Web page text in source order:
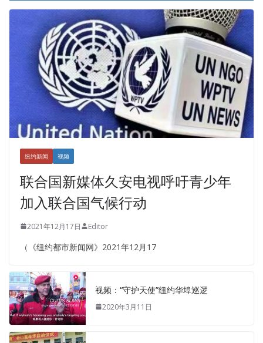
纽约新闻 视频
联合国新媒体久安电视呼吁青少年
加入联合国气候行动
2021年12月17日 Editor
（《纽约都市新闻网》2021年12月17
视频：“守护天使”纽约华埠巡逻
2020年3月11日